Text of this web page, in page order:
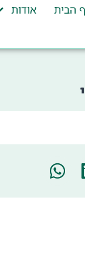
הבית אודות